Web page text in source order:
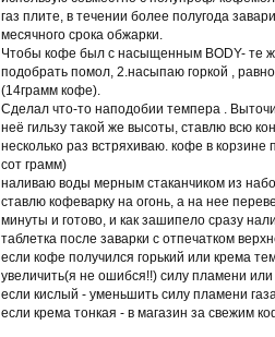
газ плите, в течении более полугода
месячного срока обжарки.
Чтобы кофе был с насыщенным BODY- те
подобрать помол, 2.насыпаю горкой ,
(14грамм кофе).
Сделал что-то наподобии темпера .
неё гильзу такой же высоты, ставлю всю
несколько раз встряхиваю. кофе в
сот грамм)
наливаю воды мерным стаканчиком из
ставлю кофеварку на огонь, а на нее
минуты и готово, и как зашипело сразу
таблетка после заварки с отпечатком
если кофе получился горький или крема
увеличить(я не ошибся!!) силу пламени
если кислый - уменьшить силу пламени
если крема тонкая - в магазин за свежим